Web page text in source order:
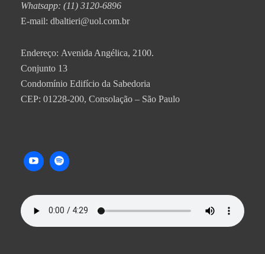
Whatsapp: (11) 3120-6896
E-mail: dbaltieri@uol.com.br
Endereço: Avenida Angélica, 2100.
Conjunto 13
Condomínio Edifício da Sabedoria
CEP: 01228-200, Consolação – São Paulo